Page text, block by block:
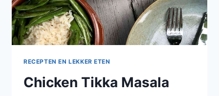
RECEPTEN EN LEKKER ETEN
Chicken Tikka Masala